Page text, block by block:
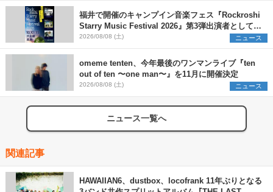
福井で開催のキャンプイン音楽フェス『Rockroshi
Starry Music Festival 2026』第3弾出演者として
SCOOBIE DO、かりゆし58、Reiを発表
2026/08/08 (土) ニュース
omeme tenten、今年最後のワンマンライブ『ten
out of ten 〜one man〜』を11月に開催決定
2026/08/08 (土) ニュース
ニュース一覧へ
関連記事
HAWAIIAN6、dustbox、locofrank 11年ぶりとなる